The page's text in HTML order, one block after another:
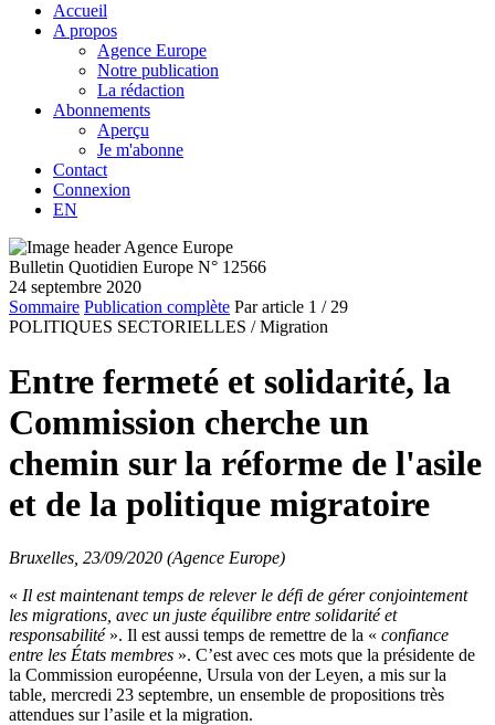
Accueil
A propos
Agence Europe
Notre publication
La rédaction
Abonnements
Aperçu
Je m'abonne
Contact
Connexion
EN
Bulletin Quotidien Europe N° 12566
24 septembre 2020
Sommaire Publication complète Par article 1 / 29
POLITIQUES SECTORIELLES / Migration
Entre fermeté et solidarité, la
Commission cherche un
chemin sur la réforme de l'asile
et de la politique migratoire
Bruxelles, 23/09/2020 (Agence Europe)
« Il est maintenant temps de relever le défi de gérer conjointement
les migrations, avec un juste équilibre entre solidarité et
responsabilité». Il est aussi temps de remettre de la « confiance
entre les États membres ». C’est avec ces mots que la présidente de
la Commission européenne, Ursula von der Leyen, a mis sur la
table, mercredi 23 septembre, un ensemble de propositions très
attendues sur l’asile et la migration.